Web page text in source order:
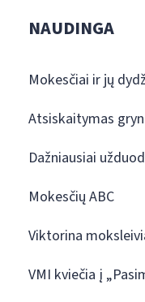
NAUDINGA
Mokesčiai ir jų
Atsiskaitymas
Dažniausiai
Mokesčių ABC
Viktorina
VMI kviečia į